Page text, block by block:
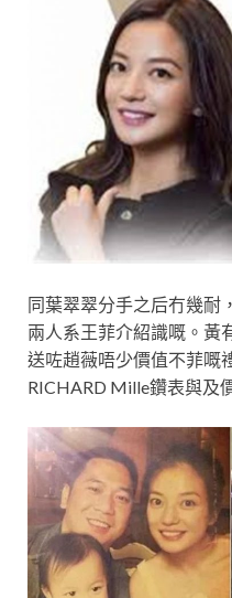
同葉翠翠分手之后冇幾耐
兩人系王菲介紹識嘅。黃
送咗趙薇唔少價值不菲嘅
RICHARD Mille鑽表與及